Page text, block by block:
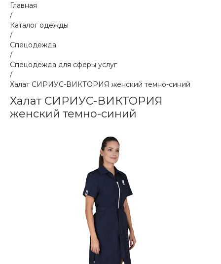
Главная
/
Каталог одежды
/
Спецодежда
/
Спецодежда для сферы услуг
/
Халат СИРИУС-ВИКТОРИЯ женский темно-синий
Халат СИРИУС-ВИКТОРИЯ
женский темно-синий